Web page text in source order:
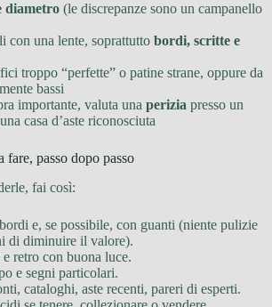
diametro (le discrepanze sono un campanello
con una lente, soprattutto bordi, scritte e
troppo “perfette” o patine strane, oppure da
bassi
importante, valuta una perizia presso un
casa d’aste riconosciuta
fare, passo dopo passo
fai così:
e, se possibile, con guanti (niente pulizie
di diminuire il valore).
retro con buona luce.
e segni particolari.
cataloghi, aste recenti, pareri di esperti.